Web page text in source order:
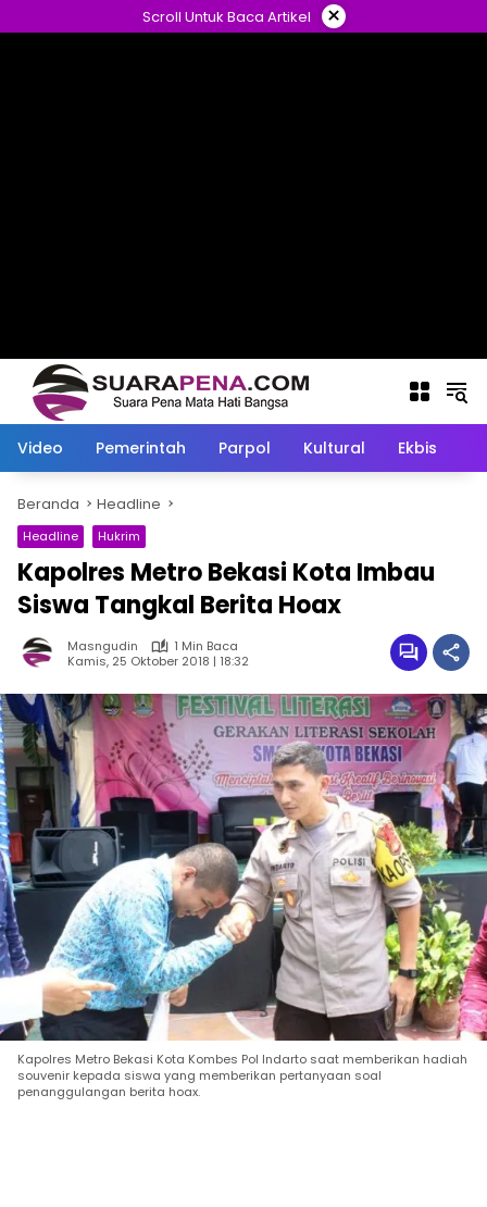
ke
Scroll Untuk Baca Artikel ×
Video Pemerintah Parpol Kultural Ekbis
Beranda Headline
Headline Hukrim
Kapolres Metro Bekasi Kota Imbau
Siswa Tangkal Berita Hoax
Masngudin
1 Min Baca
Kamis, 25 Oktober 2018 | 18:32
Kapolres Metro Bekasi Kota Kombes Pol Indarto saat memberikan hadiah
souvenir kepada siswa yang memberikan pertanyaan soal
penanggulangan berita hoax.